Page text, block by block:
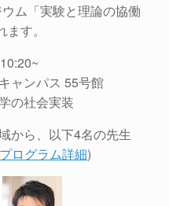
ム「実験と理論の協働
す。
ャンパス 55号館
の社会実装
から、以下4名の先生
プログラム詳細)